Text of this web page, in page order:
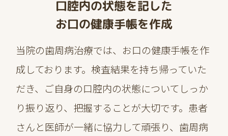
口腔内の状態を記した
お口の健康手帳を作成
当院の歯周病治療では、お口の健康手帳を作
成しております。検査結果を持ち帰っていた
だき、ご自身の口腔内の状態についてしっか
り振り返り、把握することが大切です。患者
さんと医師が一緒に協力して頑張り、歯周病